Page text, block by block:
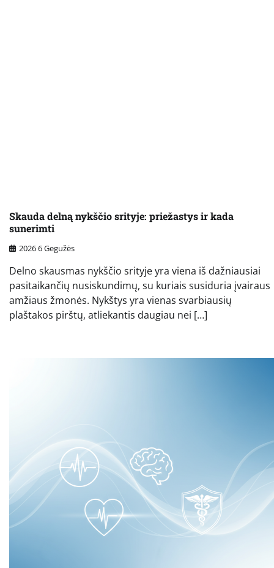
Skauda delną nykščio srityje: priežastys ir kada
sunerimti
2026 6 Gegužės
Delno skausmas nykščio srityje yra viena iš dažniausiai
pasitaikančių nusiskundimų, su kuriais susiduria įvairaus
amžiaus žmonės. Nykštys yra vienas svarbiausių
plaštakos pirštų, atliekantis daugiau nei […]